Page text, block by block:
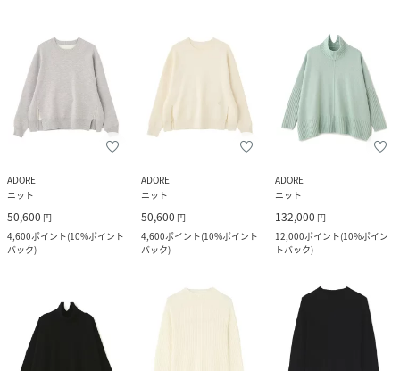
ADORE
ニット
50,600 円
4,600ポイント(10%ポイント
バック)
ADORE
ニット
50,600 円
4,600ポイント(10%ポイント
バック)
ADORE
ニット
132,000 円
12,000ポイント(10%ポイン
トバック)